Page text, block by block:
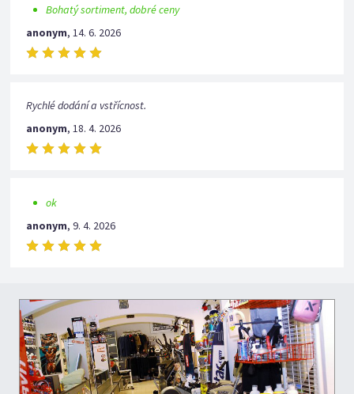
Bohatý sortiment, dobré ceny
anonym,14. 6. 2026
Rychlé dodání a vstřícnost.
anonym,18. 4. 2026
ok
anonym,9. 4. 2026